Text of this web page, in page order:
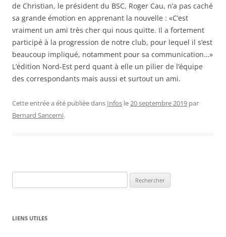
de Christian, le président du BSC, Roger Cau, n’a pas caché
sa grande émotion en apprenant la nouvelle : «C’est
vraiment un ami très cher qui nous quitte. Il a fortement
participé à la progression de notre club, pour lequel il s’est
beaucoup impliqué, notamment pour sa communication…»
L’édition Nord-Est perd quant à elle un pilier de l’équipe
des correspondants mais aussi et surtout un ami.
Cette entrée a été publiée dans Infos le20 septembre 2019 par
Bernard Sancerni.
LIENS UTILES